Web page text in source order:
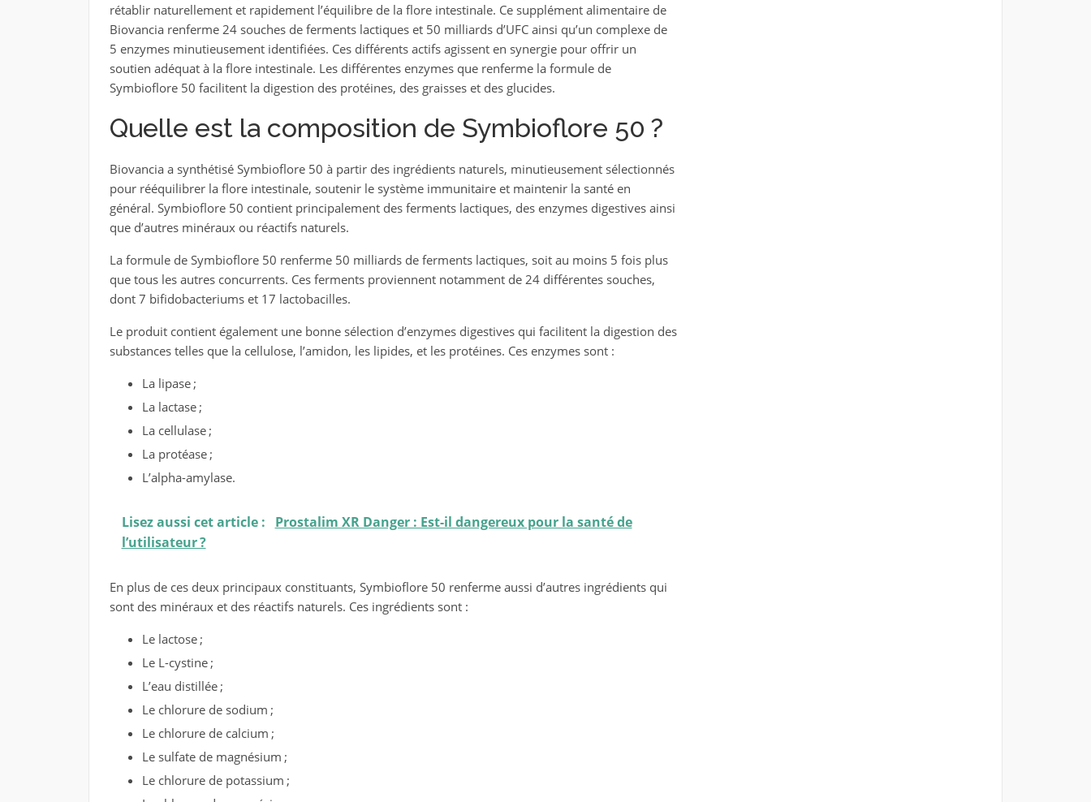
rétablir naturellement et rapidement l’équilibre de la flore intestinale. Ce supplément alimentaire de
Biovancia renferme 24 souches de ferments lactiques et 50 milliards d’UFC ainsi qu’un complexe de
5 enzymes minutieusement identifiées. Ces différents actifs agissent en synergie pour offrir un
soutien adéquat à la flore intestinale. Les différentes enzymes que renferme la formule de
Symbioflore 50 facilitent la digestion des protéines, des graisses et des glucides.
Quelle est la composition de Symbioflore 50 ?
Biovancia a synthétisé Symbioflore 50 à partir des ingrédients naturels, minutieusement sélectionnés
pour rééquilibrer la flore intestinale, soutenir le système immunitaire et maintenir la santé en
général. Symbioflore 50 contient principalement des ferments lactiques, des enzymes digestives ainsi
que d’autres minéraux ou réactifs naturels.
La formule de Symbioflore 50 renferme 50 milliards de ferments lactiques, soit au moins 5 fois plus
que tous les autres concurrents. Ces ferments proviennent notamment de 24 différentes souches,
dont 7 bifidobacteriums et 17 lactobacilles.
Le produit contient également une bonne sélection d’enzymes digestives qui facilitent la digestion des
substances telles que la cellulose, l’amidon, les lipides, et les protéines. Ces enzymes sont :
La lipase ;
La lactase ;
La cellulase ;
La protéase ;
L’alpha-amylase.
Lisez aussi cet article :
Prostalim XR Danger : Est-il dangereux pour la santé de
l’utilisateur ?
En plus de ces deux principaux constituants, Symbioflore 50 renferme aussi d’autres ingrédients qui
sont des minéraux et des réactifs naturels. Ces ingrédients sont :
Le lactose ;
Le L-cystine ;
L’eau distillée ;
Le chlorure de sodium ;
Le chlorure de calcium ;
Le sulfate de magnésium ;
Le chlorure de potassium ;